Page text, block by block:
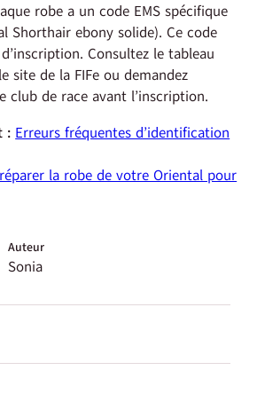
robe a un code EMS spécifique
Shorthair ebony solide). Ce code
Consultez le tableau
site de la FIFe ou demandez
club de race avant l’inscription.
: Erreurs fréquentes d’identification
la robe de votre Oriental pour
Auteur
Sonia